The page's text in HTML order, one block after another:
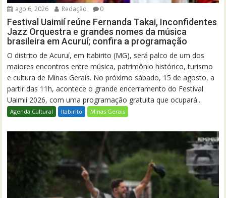
ago 6, 2026 Redação 0
Festival Uaimií reúne Fernanda Takai, Inconfidentes
Jazz Orquestra e grandes nomes da música
brasileira em Acuruí; confira a programação
O distrito de Acuruí, em Itabirito (MG), será palco de um dos
maiores encontros entre música, patrimônio histórico, turismo
e cultura de Minas Gerais. No próximo sábado, 15 de agosto, a
partir das 11h, acontece o grande encerramento do Festival
Uaimií 2026, com uma programação gratuita que ocupará...
Agenda Cultural Itabirito Minas Gerais